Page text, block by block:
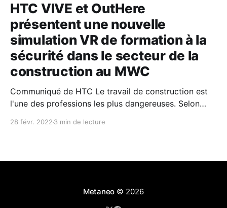
HTC VIVE et OutHere
présentent une nouvelle
simulation VR de formation à la
sécurité dans le secteur de la
construction au MWC
Communiqué de HTC Le travail de construction est
l'une des professions les plus dangereuses. Selon
28 févr. 2022 3 min de lecture
Metaneo © 2026